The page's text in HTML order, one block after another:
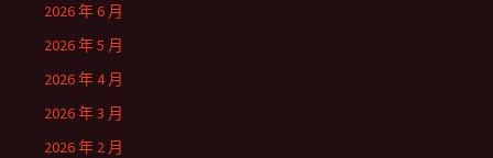
2026 年 6 月
2026 年 5 月
2026 年 4 月
2026 年 3 月
2026 年 2 月